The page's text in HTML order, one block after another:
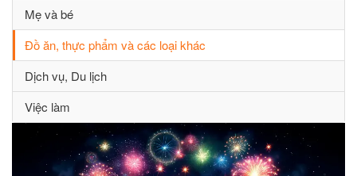
Mẹ và bé
Đồ ăn, thực phẩm và các loại khác
Dịch vụ, Du lịch
Việc làm